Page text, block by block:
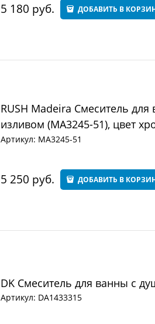
5 180 руб. ДОБАВИТЬ В
RUSH Madeira Смеситель
изливом (MA3245-51), цвет
Артикул: MA3245-51
5 250 руб. ДОБАВИТЬ В
DK Смеситель для ванны с
Артикул: DA1433315